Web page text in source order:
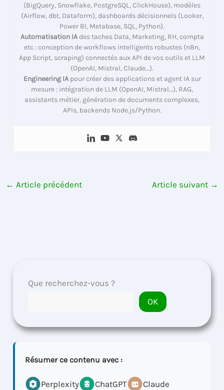
(BigQuery, Snowflake, PostgreSQL, ClickHouse), modèles
(Airflow, dbt, Dataform), dashboards décisionnels (Looker,
Power BI, Metabase, SQL, Python).
Automatisation IAdes taches Data, Marketing, RH, compta
etc : conception de workflows intelligents robustes (n8n,
App Script, scraping) connectés aux API de vos outils et LLM
(OpenAI, Mistral, Claude…).
Engineering IApour créer des applications et agent IA sur
mesure : intégration de LLM (OpenAI, Mistral…), RAG,
assistants métier, génération de documents complexes,
APIs, backends Node.js/Python.
← Article précédent Article suivant →
Que recherchez-vous ?
OK
Résumer ce contenu avec :
Perplexity ChatGPT
Claude